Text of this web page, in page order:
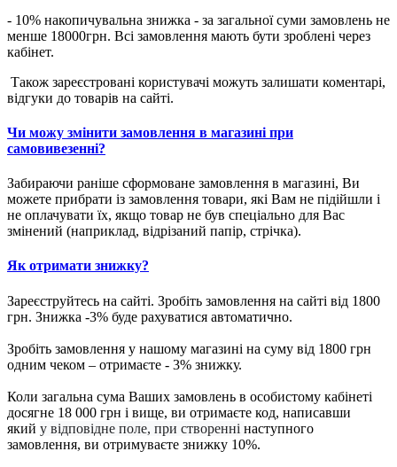
- 10% накопичувальна знижка - за загальної суми замовлень не
менше 18000грн. Всі замовлення мають бути зроблені через
кабінет.
Також зареєстровані користувачі можуть залишати коментарі,
відгуки до товарів на сайті.
Чи можу змінити замовлення в магазині при
самовивезенні?
Забираючи раніше сформоване замовлення в магазині, Ви
можете прибрати із замовлення товари, які Вам не підійшли і
не оплачувати їх, якщо товар не був спеціально для Вас
змінений (наприклад, відрізаний папір, стрічка).
Як отримати знижку?
Зареєструйтесь на сайті. Зробіть замовлення на сайті від 1800
грн. Знижка -3% буде рахуватися автоматично.
Зробіть замовлення у нашому магазині на суму від 1800 грн
одним чеком – отримаєте - 3% знижку.
Коли загальна сума Ваших замовлень в особистому кабінеті
досягне 18 000 грн і вище, ви отримаєте код, написавши
який у відповідне поле, при створенні наступного
замовлення, ви отримуваєте знижку 10%.